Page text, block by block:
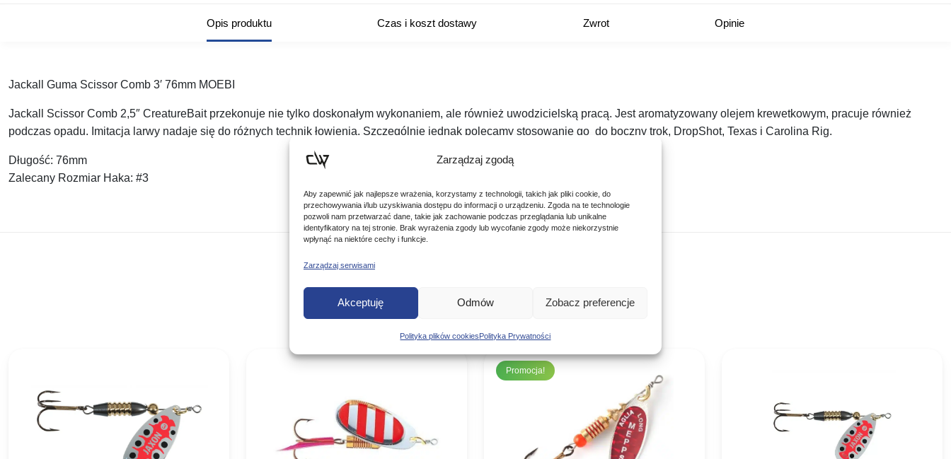
Zarządzaj zgodą
Aby zapewnić jak najlepsze wrażenia, korzystamy z technologii, takich jak pliki cookie, do
przechowywania i/lub uzyskiwania dostępu do informacji o urządzeniu. Zgoda na te technologie
pozwoli nam przetwarzać dane, takie jak zachowanie podczas przeglądania lub unikalne
identyfikatory na tej stronie. Brak wyrażenia zgody lub wycofanie zgody może niekorzystnie
wpłynąć na niektóre cechy i funkcje.
Zarządzaj serwisami
Akceptuję Odmów Zobacz preferencje
Polityka plików cookiesPolityka Prywatności
Opis produktu Czas i koszt dostawy Zwrot Opinie
Jackall Guma Scissor Comb 3′ 76mm MOEBI
Jackall Scissor Comb 2,5″ CreatureBait przekonuje nie tylko doskonałym wykonaniem, ale również uwodzicielską pracą. Jest aromatyzowany olejem krewetkowym, pracuje również
podczas opadu. Imitacja larwy nadaje się do różnych technik łowienia. Szczególnie jednak polecamy stosowanie go do boczny trok, DropShot, Texas i Carolina Rig.
Długość: 76mm
Zalecany Rozmiar Haka: #3
Podobne produkty
Poznaj podobne produkty, które mogą Ci się spodobać
Promocja!